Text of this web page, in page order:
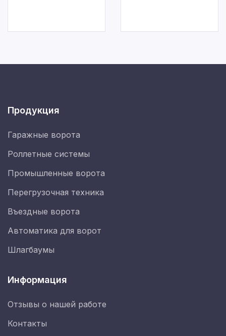
Продукция
Гаражные ворота
Роллетные системы
Промышленные ворота
Перегрузочная техника
Въездные ворота
Автоматика для ворот
Шлагбаумы
Информация
Отзывы о нашей работе
Контакты